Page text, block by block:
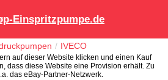
Einspritzpumpe.de
IVECO
auf dieser Website klicken und einen Kauf
dass diese Website eine Provision erhält. Zu
das eBay-Partner-Netzwerk.